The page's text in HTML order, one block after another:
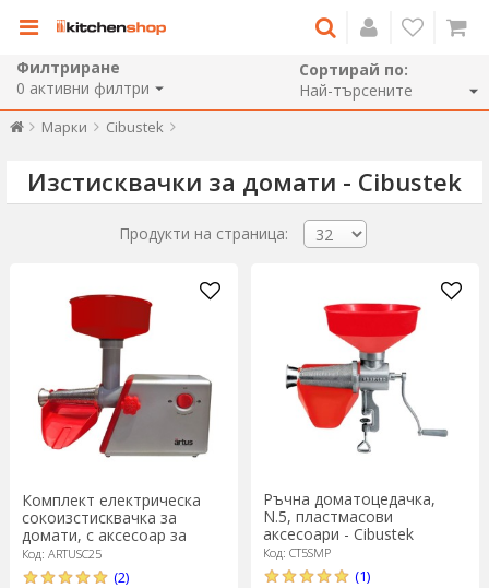
Филтриране
0 активни филтри
Сортирай по:
Марки Cibustek
Изстисквачки за домати - Cibustek
Продукти на страница:
Комплект електрическа
сокоизстисквачка за
домати, с аксесоар за
кълцане на месо, "Artus",
550W – Cibustek
Код: ARTUSC25
(2)
Ръчна доматоцедачка,
N.5, пластмасови
аксесоари - Cibustek
Код: CT5SMP
(1)